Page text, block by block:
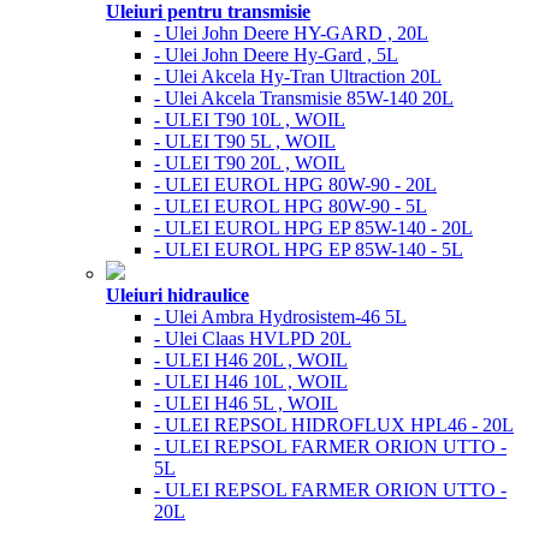
Uleiuri pentru transmisie
- Ulei John Deere HY-GARD , 20L
- Ulei John Deere Hy-Gard , 5L
- Ulei Akcela Hy-Tran Ultraction 20L
- Ulei Akcela Transmisie 85W-140 20L
- ULEI T90 10L , WOIL
- ULEI T90 5L , WOIL
- ULEI T90 20L , WOIL
- ULEI EUROL HPG 80W-90 - 20L
- ULEI EUROL HPG 80W-90 - 5L
- ULEI EUROL HPG EP 85W-140 - 20L
- ULEI EUROL HPG EP 85W-140 - 5L
Uleiuri hidraulice
- Ulei Ambra Hydrosistem-46 5L
- Ulei Claas HVLPD 20L
- ULEI H46 20L , WOIL
- ULEI H46 10L , WOIL
- ULEI H46 5L , WOIL
- ULEI REPSOL HIDROFLUX HPL46 - 20L
- ULEI REPSOL FARMER ORION UTTO -
5L
- ULEI REPSOL FARMER ORION UTTO -
20L